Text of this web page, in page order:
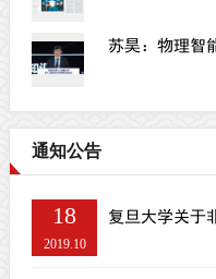
苏昊：物理智
通知公告
18
2019.10
复旦大学关于